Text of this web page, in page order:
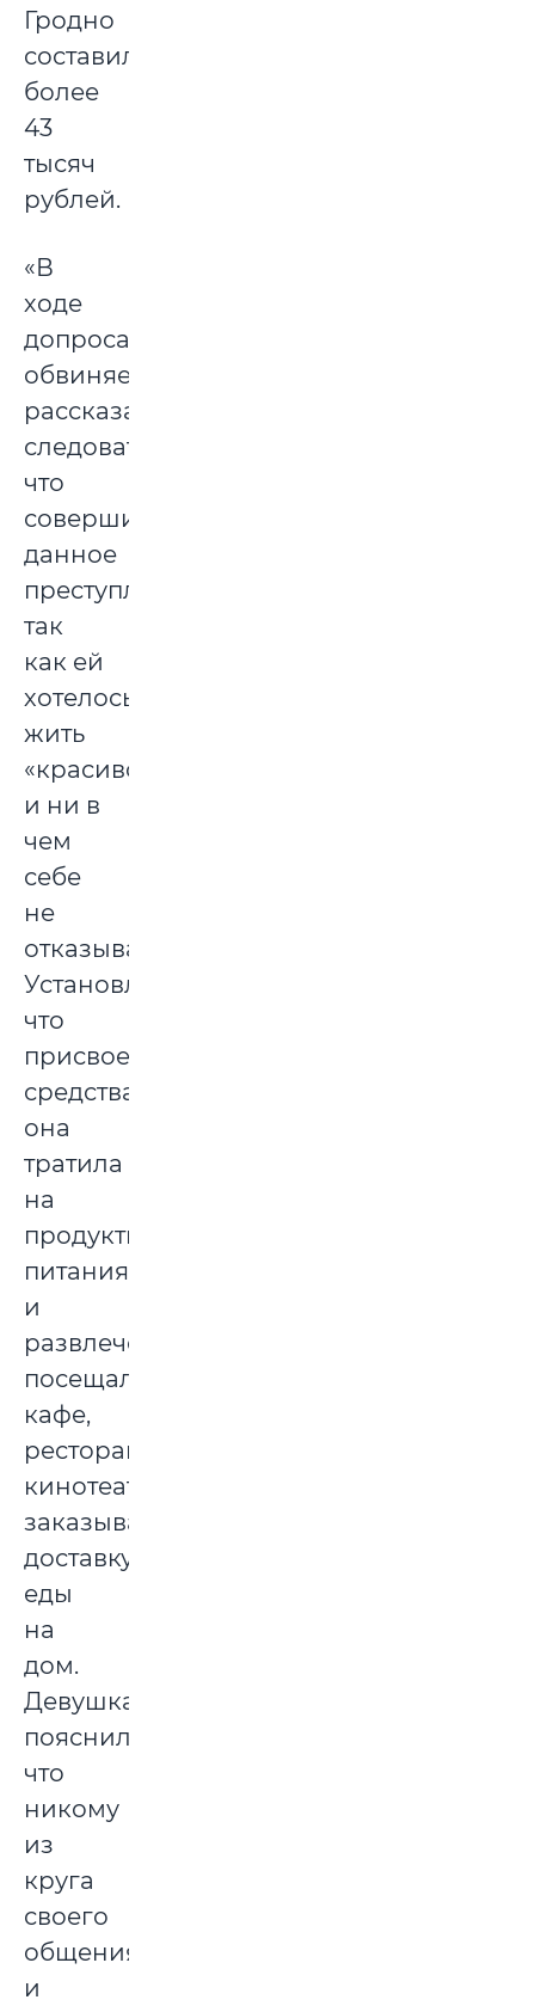
Гродно
составила
более
43
тысяч
рублей.
«В
ходе
допроса
обвиняемая
рассказала
следователю,
что
совершила
данное
преступление,
так
как ей
хотелось
жить
«красиво»
и ни в
чем
себе
не
отказывать.
Установлено,
что
присвоенные
средства
она
тратила
на
продукты
питания
и
развлечения:
посещала
кафе,
рестораны,
кинотеатры,
заказывала
доставку
еды
на
дом.
Девушка
пояснила,
что
никому
из
круга
своего
общения
и